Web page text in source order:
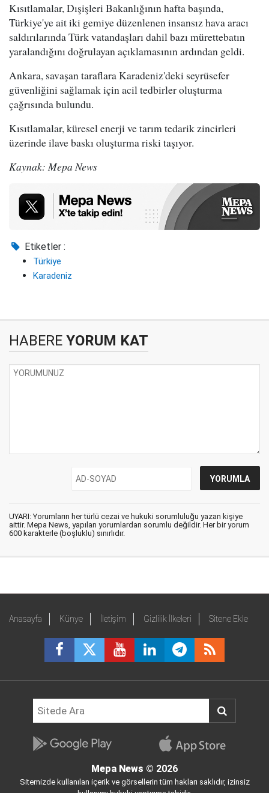
Kısıtlamalar, Dışişleri Bakanlığının hafta başında,
Türkiye'ye ait iki gemiye düzenlenen insansız hava aracı
saldırılarında Türk vatandaşları dahil bazı mürettebatın
yaralandığını doğrulayan açıklamasının ardından geldi.
Ankara, savaşan taraflara Karadeniz'deki seyrüsefer
güvenliğini sağlamak için acil tedbirler oluşturma
çağrısında bulundu.
Kısıtlamalar, küresel enerji ve tarım tedarik zincirleri
üzerinde ilave baskı oluşturma riski taşıyor.
Kaynak: Mepa News
Etiketler :
Türkiye
Karadeniz
HABERE YORUM KAT
UYARI: Yorumların her türlü cezai ve hukuki sorumluluğu yazan kişiye
aittir. Mepa News, yapılan yorumlardan sorumlu değildir. Her bir yorum
600 karakterle (boşluklu) sınırlıdır.
Anasayfa Künye İletişim Gizlilik İlkeleri Sitene Ekle
Mepa News © 2026
Sitemizde kullanılan içerik ve görsellerin tüm hakları saklıdır, izinsiz